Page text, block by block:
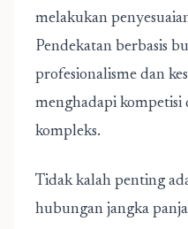
melakukan
Pendekatan berbasis
profesionalisme dan
menghadapi kompetisi
kompleks.
Tidak kalah penting
hubungan jangka